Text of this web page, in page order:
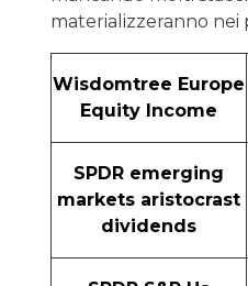
materializzeranno nei
Wisdomtree Europe
Equity Income
SPDR emerging
markets aristocrast
dividends